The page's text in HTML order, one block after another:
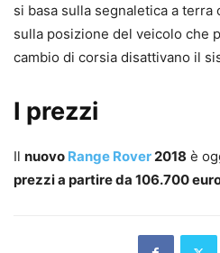
si basa sulla segnaletica a terra
sulla posizione del veicolo che
cambio di corsia disattivano il
I prezzi
Il nuovo Range Rover 2018 è
prezzi a partire da 106.700